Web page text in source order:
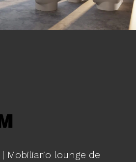
Mobiliario lounge de